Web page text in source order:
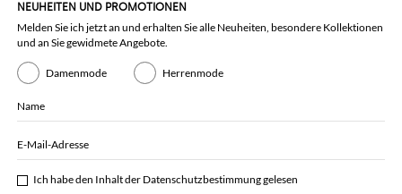
NEUHEITEN UND PROMOTIONEN
Melden Sie ich jetzt an und erhalten Sie alle Neuheiten, besondere Kollektionen
und an Sie gewidmete Angebote.
Damenmode Herrenmode
Name
E-Mail-Adresse
Ich habe den Inhalt der Datenschutzbestimmunggelesen